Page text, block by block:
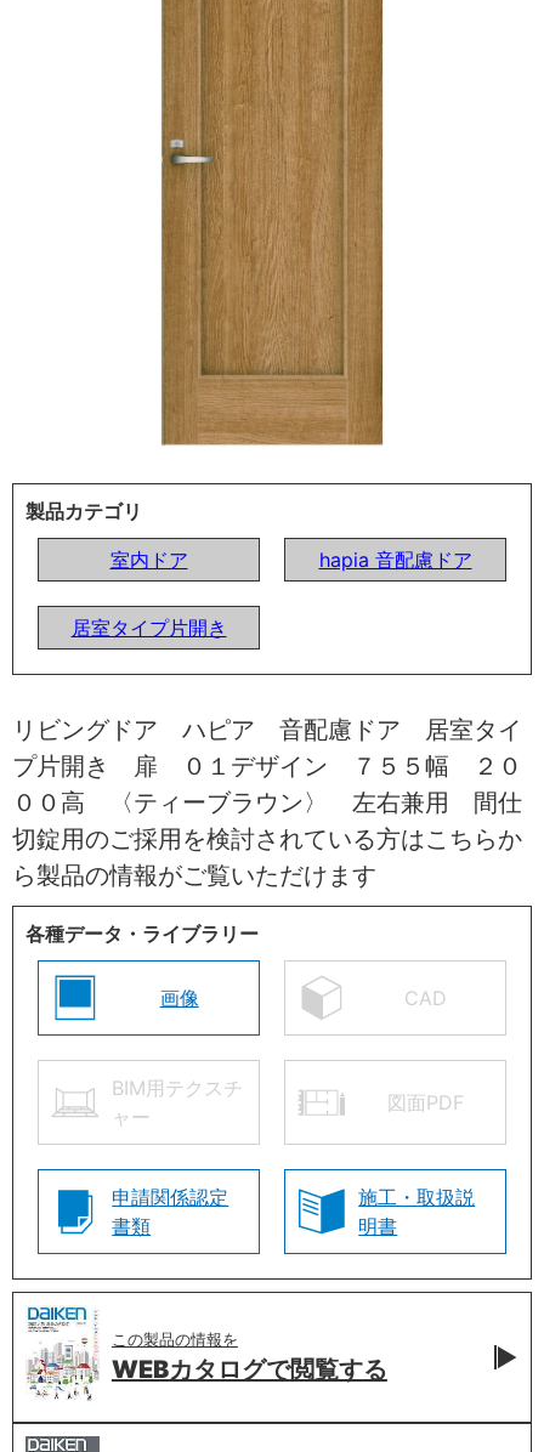
製品カテゴリ
室内ドア
hapia 音配慮ドア
居室タイプ片開き
リビングドア ハピア 音配慮ドア 居室タイ
プ片開き 扉 ０１デザイン ７５５幅 ２０
００高 〈ティーブラウン〉 左右兼用 間仕
切錠用のご採用を検討されている方はこちらか
ら製品の情報がご覧いただけます
各種データ・ライブラリー
画像 CAD
BIM用テクスチ
ャー
図面PDF
申請関係認定
書類
施工・取扱説
明書
この製品の情報を
WEBカタログで閲覧する